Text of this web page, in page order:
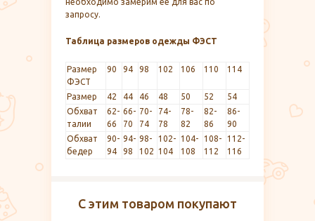
запросу.
Таблица размеров одежды ФЭСТ
Размер
ФЭСТ
90 94 98 102 106 110 114
Размер 42 44 46 48 50 52
54
Обхват
талии
62-
66
66-
70
70-
74
74-
78
78-
82
82-
86
86-
90
Обхват
бедер
90-
94
94-
98
98-
102
102-
104
104-
108
108-
112
112-
116
С этим товаром покупают